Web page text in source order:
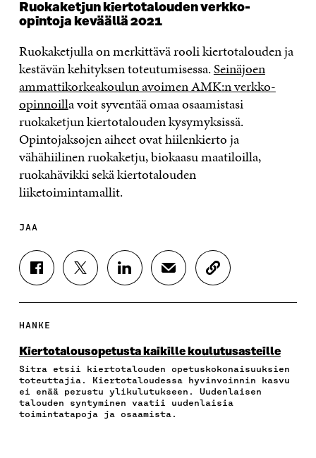
Ruokaketjun kiertotalouden verkko-
opintoja keväällä 2021
Ruokaketjulla on merkittävä rooli kiertotalouden ja
kestävän kehityksen toteutumisessa.Seinäjoen
ammattikorkeakoulun avoimen AMK:n verkko-
opinnoilla voit syventää omaa osaamistasi
ruokaketjun kiertotalouden kysymyksissä.
Opintojaksojen aiheet ovat hiilenkierto ja
vähähiilinen ruokaketju, biokaasu maatiloilla,
ruokahävikki sekä kiertotalouden
liiketoimintamallit.
JAA
J
A
A
E
O
K
I
J
A
T
E
I
S
J
A
K
D
I
N
I
J
A
K
P
S
T
K
O
A
T
I
K
HANKE
Kiertotalousopetusta kaikille koulutusasteille
Sitra etsii kiertotalouden opetuskokonaisuuksien
toteuttajia. Kiertotaloudessa hyvinvoinnin kasvu
ei enää perustu ylikulutukseen. Uudenlaisen
talouden syntyminen vaatii uudenlaisia
toimintatapoja ja osaamista.